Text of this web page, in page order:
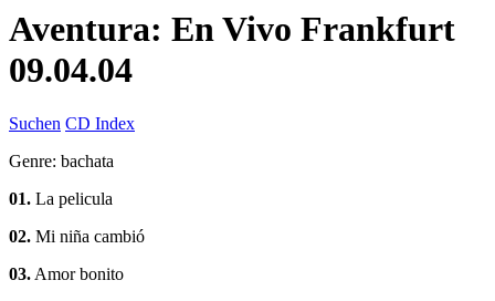
Aventura: En Vivo Frankfurt
09.04.04
Suchen CD Index
Genre: bachata
01. La pelicula
02. Mi niña cambió
03.Amor bonito